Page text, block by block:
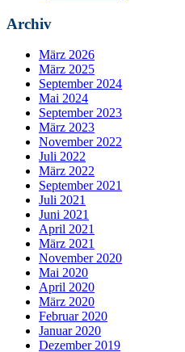
Archiv
März 2026
März 2025
September 2024
Mai 2024
September 2023
März 2023
November 2022
Juli 2022
März 2022
September 2021
Juli 2021
Juni 2021
April 2021
März 2021
November 2020
Mai 2020
April 2020
März 2020
Februar 2020
Januar 2020
Dezember 2019